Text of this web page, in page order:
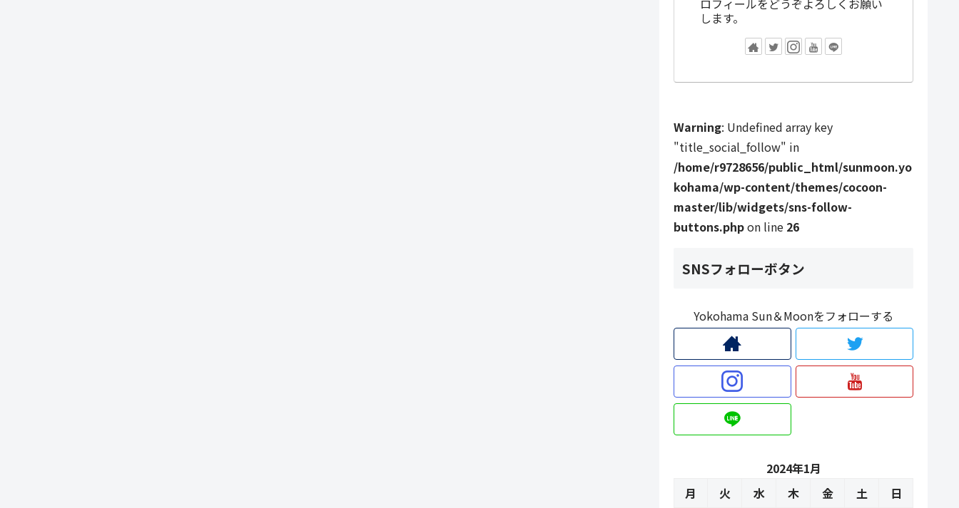
ロフィールをどうぞよろしくお願い
します。
Warning: Undefined array key
"title_social_follow" in
/home/r9728656/public_html/sunmoon.yo
kohama/wp-content/themes/cocoon-
master/lib/widgets/sns-follow-
buttons.phpon line 26
SNSフォローボタン
Yokohama Sun＆Moonをフォローする
2024年1月
月
火 水 木 金 土
日